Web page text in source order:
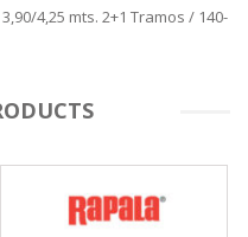
4,25 mts. 2+1 Tramos / 140-